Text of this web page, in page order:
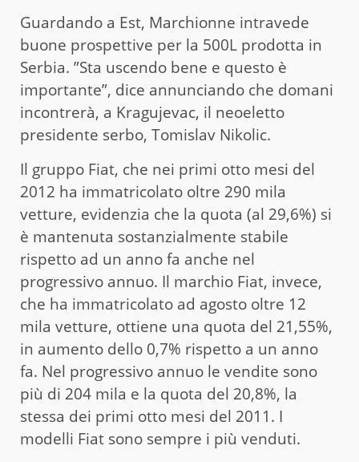
Guardando a Est, Marchionne intravede
buone prospettive per la 500L prodotta in
Serbia. ”Sta uscendo bene e questo è
importante”, dice annunciando che domani
incontrerà, a Kragujevac, il neoeletto
presidente serbo, Tomislav Nikolic.
Il gruppo Fiat, che nei primi otto mesi del
2012 ha immatricolato oltre 290 mila
vetture, evidenzia che la quota (al 29,6%) si
è mantenuta sostanzialmente stabile
rispetto ad un anno fa anche nel
progressivo annuo. Il marchio Fiat, invece,
che ha immatricolato ad agosto oltre 12
mila vetture, ottiene una quota del 21,55%,
in aumento dello 0,7% rispetto a un anno
fa. Nel progressivo annuo le vendite sono
più di 204 mila e la quota del 20,8%, la
stessa dei primi otto mesi del 2011. I
modelli Fiat sono sempre i più venduti.